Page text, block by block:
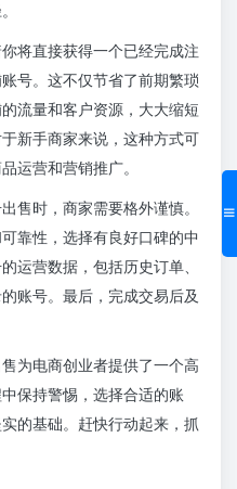
将直接获得一个已经完成注
号。这不仅节省了前期繁琐
流量和客户资源，大大缩短
新手商家来说，这种方式可
运营和营销推广。
售时，商家需要格外谨慎。
靠性，选择有良好口碑的中
运营数据，包括历史订单、
账号。最后，完成交易后及
为电商创业者提供了一个高
保持警惕，选择合适的账
的基础。赶快行动起来，抓